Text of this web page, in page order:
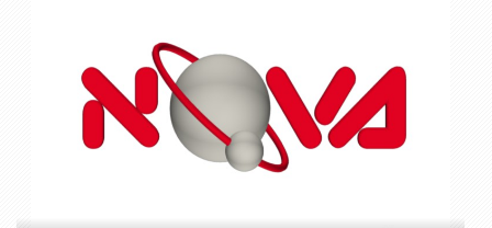
Dialoguri cu Ghişe
Bucuria Credinţei
Replica Braşovului